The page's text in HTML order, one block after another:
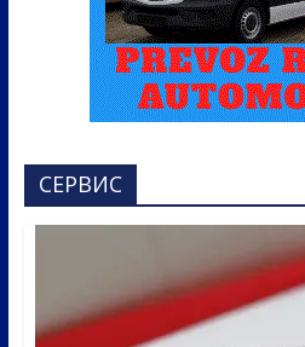
СЕРВИС